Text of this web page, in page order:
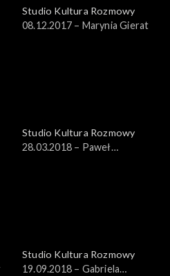
Studio Kultura Rozmowy
08.12.2017 – Marynia Gierat
Studio Kultura Rozmowy
28.03.2018 – Paweł
Studio Kultura Rozmowy
19.09.2018 – Gabriela